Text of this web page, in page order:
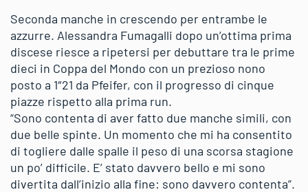
Seconda manche in crescendo per entrambe le
azzurre. Alessandra Fumagalli dopo un’ottima prima
discese riesce a ripetersi per debuttare tra le prime
dieci in Coppa del Mondo con un prezioso nono
posto a 1″21 da Pfeifer, con il progresso di cinque
piazze rispetto alla prima run.
“Sono contenta di aver fatto due manche simili, con
due belle spinte. Un momento che mi ha consentito
di togliere dalle spalle il peso di una scorsa stagione
un po’ difficile. E’ stato davvero bello e mi sono
divertita dall’inizio alla fine: sono davvero contenta”.